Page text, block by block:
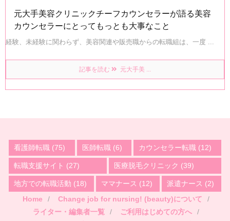
元大手美容クリニックチーフカウンセラーが語る美容
カウンセラーにとってもっとも大事なこと
経験、未経験に関わらず、美容関連や販売職からの転職組は、一度 ...
記事を読む 元大手美 ...
カウンセラー転職 (12)
ママナース (12)
医師転職 (6)
医療脱毛クリニック (39)
地方での転職活動 (18) 派遣ナース (2)
看護師転職 (75)
転職支援サイト (27)
Home
Change job for nursing! (beauty)について
ライター・編集者一覧
ご利用はじめての方へ